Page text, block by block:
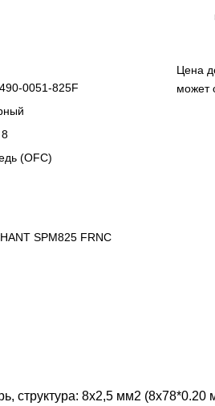
490-0051-825F
8
(OFC)
SPM825 FRNC
Цена
может
структура: 8х2,5 мм2